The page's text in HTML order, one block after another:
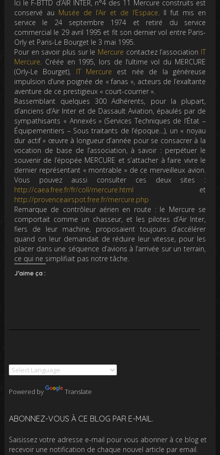
Ici le F-BTTD d’AIR INTER, n°4 des 11 Mercure construits est
conservé au Musée de l’Air et de l’Espace. Il fut mis en
service le 24 septembre 1974 et retiré du service
commercial le 29 avril 1995 et fit son dernier vol entre Paris-
Orly et Paris-Le Bourget le 3 mai 1995.
Pour en savoir plus sur le Mercure contactez l’association IT
Mercure. Créée en 1995, lors de l’ultime vol du MERCURE
(Orly-Le Bourget), IT Mercure est née de la généreuse
impulsion d’une poignée de « fanas », acteurs de l’exaltante
aventure de ce prestigieux « court-courrier ».
Rassemblant quelques 300 Adhérents, pour la plupart,
d’anciens d’Air Inter et de Dassault Aviation, épaulés par de
sympathisants « Annexés » (Services Techniques de l’État –
Équipementiers – Sous traitants de l’époque…), un « noyau
dur actif » œuvre à longueur d’année pour se consacrer à la
vocation de base de l’association, à savoir : perpétuer le
souvenir de l’épopée MERCURE et s’attacher à faire vivre le
dernier représentant « montrable » de ce merveilleux avion.
Vous pouvez aussi consulter ces deux sites :
http://caea.free.fr/fr/coll/mercure.html et
http://provenceairspot.free.fr/mercure.php
Remarque de contrôleur aérien en route : le Mercure se
comportait comme un chasseur, et les pilotes d’Air Inter,
fiers de leur machine, proposaient toujours d’accélérer
quand on leur demandait de réduire leur vitesse, pour les
placer dans une séquence d’avions à l’arrivée sur un terrain,
ce qui ne simplifiait pas notre tâche.
J’aime ça :
Powered by Translate
ABONNEZ-VOUS À CE BLOG PAR E-MAIL.
Saisissez votre adresse e-mail pour vous abonner à ce blog et
recevoir une notification de chaque nouvel article par email.